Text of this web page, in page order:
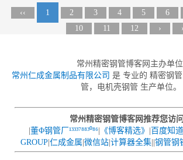
‹‹ 1 2 3 4 5 6
10
11 12 ›
常州精密钢管博客网主办单
常州仁成金属制品有限公司 是 专业的 精密钢
管，电机壳钢管 生产单位。
常州精密钢管博客网推荐您访问
|董Φ钢管厂¹³³³⁷⁸⁸³⁰⁸⁶| 《博客精选》 |百度知道
GROUP|仁成金属|微信站|计算器全集||钢管钢